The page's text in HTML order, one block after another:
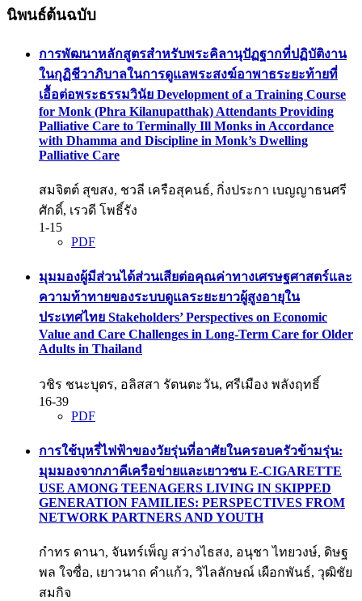
นิพนธ์ต้นฉบับ
การพัฒนาหลักสูตรสำหรับพระคิลานุปัฏฐากที่ปฏิบัติงาน
ในกุฏิชีวาภิบาลในการดูแลพระสงฆ์อาพาธระยะท้ายที่
เอื้อต่อพระธรรมวินัย Development of a Training Course
for Monk (Phra Kilanupatthak) Attendants Providing
Palliative Care to Terminally Ill Monks in Accordance
with Dhamma and Discipline in Monk’s Dwelling
Palliative Care
สมจิตต์ สุขสง, ชวลี เครือสุคนธ์, กิ่งประกา เบญญาธนศรี
ศักดิ์, เรวดี โพธิ์รัง
1-15
PDF
มุมมองผู้มีส่วนได้ส่วนเสียต่อคุณค่าทางเศรษฐศาสตร์และ
ความท้าทายของระบบดูแลระยะยาวผู้สูงอายุใน
ประเทศไทย Stakeholders’ Perspectives on Economic
Value and Care Challenges in Long-Term Care for Older
Adults in Thailand
วชิร ชนะบุตร, อลิสสา รัตนตะวัน, ศรีเมือง พลังฤทธิ์
16-39
PDF
การใช้บุหรี่ไฟฟ้าของวัยรุ่นที่อาศัยในครอบครัวข้ามรุ่น:
มุมมองจากภาคีเครือข่ายและเยาวชนE-CIGARETTE
USE AMONG TEENAGERS LIVING IN SKIPPED
GENERATION FAMILIES: PERSPECTIVES FROM
NETWORK PARTNERS AND YOUTH
กำทร ดานา, จันทร์เพ็ญ สว่างไธสง, อนุชา ไทยวงษ์, ดิษฐ
พล ใจซื่อ, เยาวนาถ คำแก้ว, วิไลลักษณ์ เผือกพันธ์, วุฒิชัย
สมกิจ